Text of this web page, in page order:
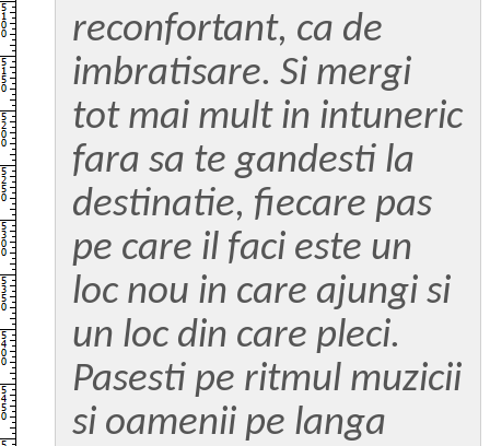
reconfortant, ca de
imbratisare. Si mergi
tot mai mult in intuneric
fara sa te gandesti la
destinatie, fiecare pas
pe care il faci este un
loc nou in care ajungi si
un loc din care pleci.
Pasesti pe ritmul muzicii
si oamenii pe langa